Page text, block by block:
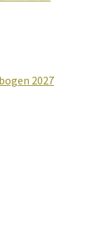
2027